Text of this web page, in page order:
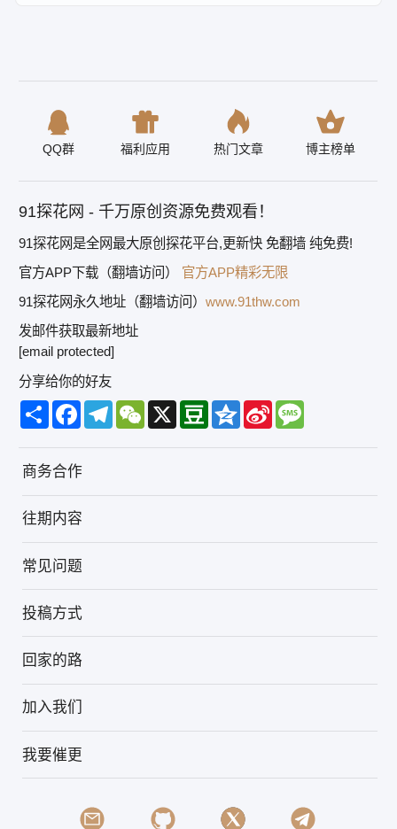
QQ群 福利应用 热门文章 博主榜单
91探花网 - 千万原创资源免费观看！
91探花网是全网最大原创探花平台,更新快 免翻墙 纯免费!
官方APP下载（翻墙访问）
官方APP精彩无限
91探花网永久地址（翻墙访问） www.91thw.com
发邮件获取最新地址
[email protected]
分享给你的好友
Share FacebookTelegramWeChat
X DoubanQzoneSina
Weibo
Message
商务合作
往期内容
常见问题
投稿方式
回家的路
加入我们
我要催更